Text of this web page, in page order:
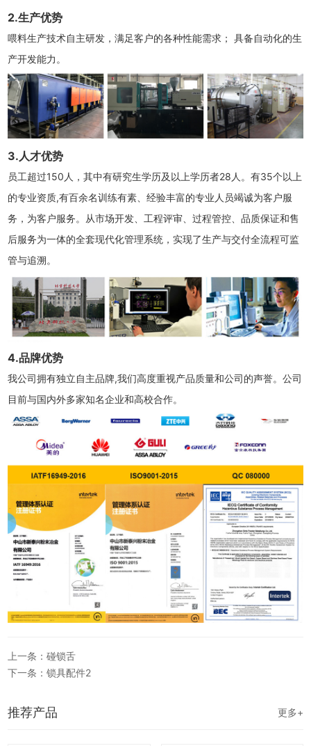
2.生产优势
喂料生产技术自主研发，满足客户的各种性能需求； 具备自动化的生
产开发能力。
3.人才优势
员工超过150人，其中有研究生学历及以上学历者28人。有35个以上
的专业资质,有百余名训练有素、经验丰富的专业人员竭诚为客户服
务，为客户服务。从市场开发、工程评审、过程管控、品质保证和售
后服务为一体的全套现代化管理系统，实现了生产与交付全流程可监
管与追溯。
4.品牌优势
我公司拥有独立自主品牌,我们高度重视产品质量和公司的声誉。公司
目前与国内外多家知名企业和高校合作。
上一条：碰锁舌
下一条：锁具配件2
推荐产品 更多+